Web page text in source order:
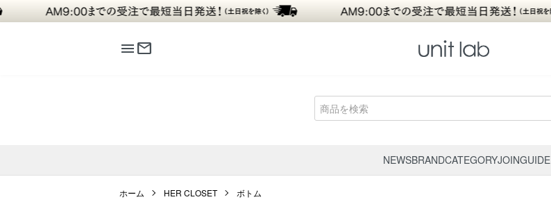
menumail
NEWSBRANDCATEGORYJOINGUIDE
ホーム HER CLOSET ボトム